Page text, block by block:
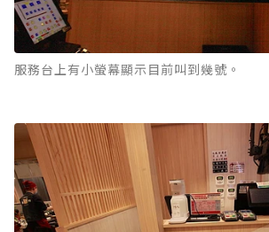
服務台上有小螢幕顯示目前叫到幾號。